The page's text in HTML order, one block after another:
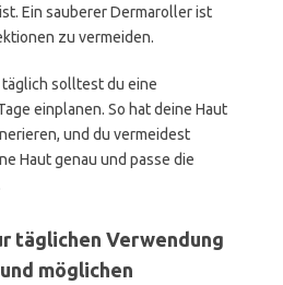
Ein sauberer Dermaroller ist
zu vermeiden.
solltest du eine
einplanen. So hat deine Haut
und du vermeidest
Haut genau und passe die
täglichen Verwendung
möglichen